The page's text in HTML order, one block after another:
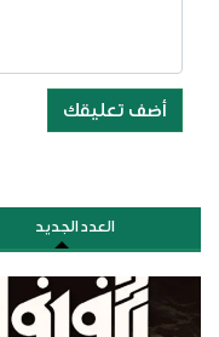
أضف تعليقك
العدد الجديد